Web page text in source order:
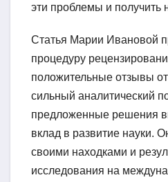
эти проблемы и получить
Статья Марии Ивановой
процедуру
положительные отзывы
сильный аналитический
предложенные решения
вклад в развитие науки.
своими находками и
исследования на